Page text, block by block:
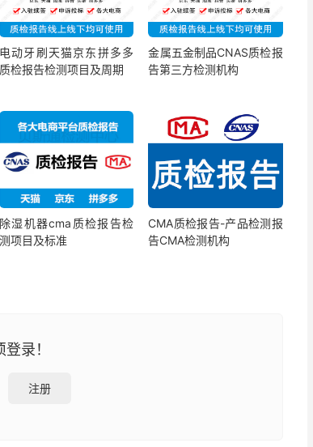
电动牙刷天猫京东拼多多
质检报告检测项目及周期
金属五金制品CNAS质检报
告第三方检测机构
除湿机器cma质检报告检
测项目及标准
CMA质检报告-产品检测报
告CMA检测机构
录！
注册